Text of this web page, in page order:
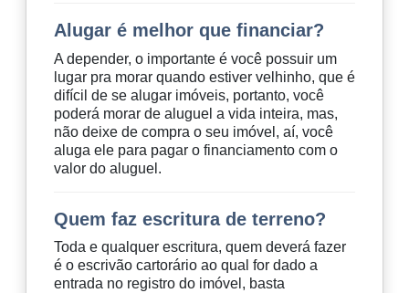
Alugar é melhor que financiar?
A depender, o importante é você possuir um
lugar pra morar quando estiver velhinho, que é
difícil de se alugar imóveis, portanto, você
poderá morar de aluguel a vida inteira, mas,
não deixe de compra o seu imóvel, aí, você
aluga ele para pagar o financiamento com o
valor do aluguel.
Quem faz escritura de terreno?
Toda e qualquer escritura, quem deverá fazer
é o escrivão cartorário ao qual for dado a
entrada no registro do imóvel, basta